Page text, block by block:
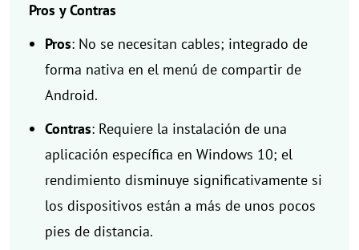
Pros y Contras
Pros: No se necesitan cables; integrado de
forma nativa en el menú de compartir de
Android.
Contras: Requiere la instalación de una
aplicación específica en Windows 10; el
rendimiento disminuye significativamente si
los dispositivos están a más de unos pocos
pies de distancia.